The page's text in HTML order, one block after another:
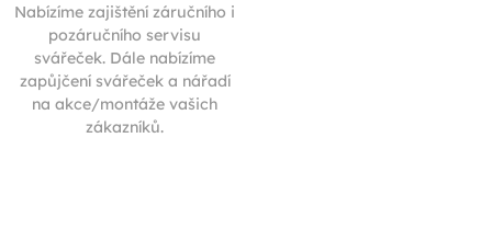
Nabízíme zajištění záručního i
pozáručního servisu
svářeček. Dále nabízíme
zapůjčení svářeček a nářadí
na akce/montáže vašich
zákazníků.